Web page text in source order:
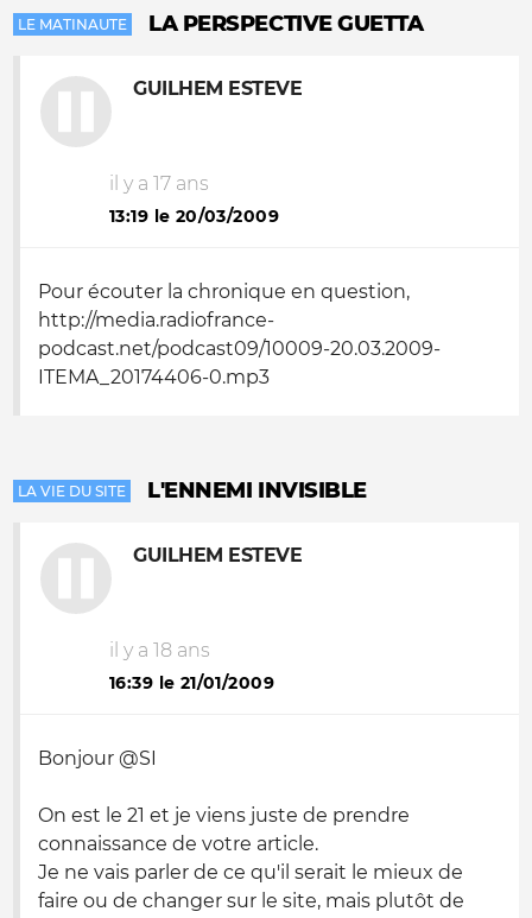
LE MATINAUTE LA PERSPECTIVE GUETTA
GUILHEM ESTEVE
il y a 17 ans
13:19 le 20/03/2009
Pour écouter la chronique en question,
http://media.radiofrance-
podcast.net/podcast09/10009-20.03.2009-
ITEMA_20174406-0.mp3
LA VIE DU SITE L'ENNEMI INVISIBLE
GUILHEM ESTEVE
il y a 18 ans
16:39 le 21/01/2009
Bonjour @SI
On est le 21 et je viens juste de prendre
connaissance de votre article.
Je ne vais parler de ce qu'il serait le mieux de
faire ou de changer sur le site, mais plutôt de